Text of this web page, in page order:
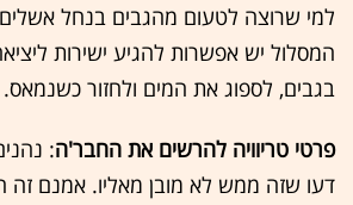
למי שרוצה לטעום מהגבים בנחל
המסלול יש אפשרות להגיע ישירות
בגבים, לספוג את המים ולחזור כשנמאס.
פרטי טריוויה להרשים את החבר'ה:
דעו שזה ממש לא מובן מאליו. אמנם זה